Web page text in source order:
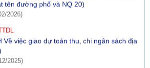
2025)